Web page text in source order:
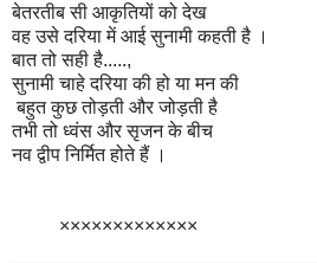
बेतरतीब सी आकृतियों को देख
वह उसे दरिया में आई सुनामी कहती है ।
बात तो सही‎ है.....,
सुनामी चाहे दरिया की हो या मन की
बहुत कुछ तोड़ती और जोड़ती है
तभी तो ध्वंस और सृजन के बीच
नव द्वीप निर्मित होते हैं ।
×××××××××××××